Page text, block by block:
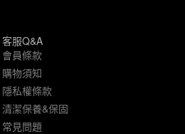
客服Q&A
會員條款
購物須知
隱私權條款
清潔保養&保固
常見問題